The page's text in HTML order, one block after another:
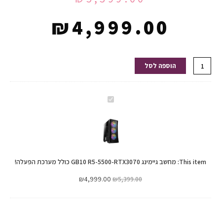
₪4,999.00
כמות
של
כולל
הוספה לסל
מחשב
GB10
R5-
RTX3070
הפעלה!
This item: מחשב גיימינג GB10 R5-5500-RTX3070 כולל מערכת הפעלה!
₪5,399.00
₪4,999.00